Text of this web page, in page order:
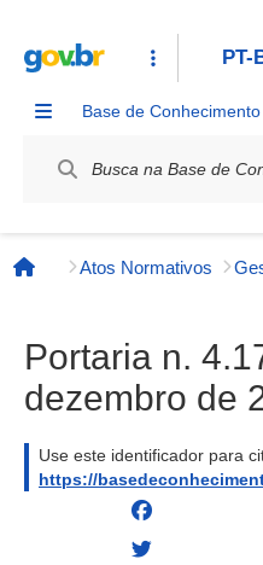
PT-
Base de
Página inicial
Atos Normativos
Portaria n.
dezembro de
Use este identificador para
https://